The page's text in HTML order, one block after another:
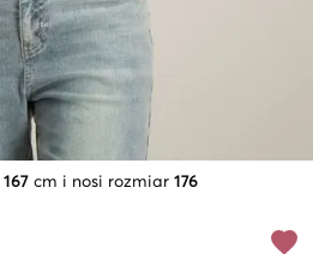
167 cm i nosi rozmiar 176